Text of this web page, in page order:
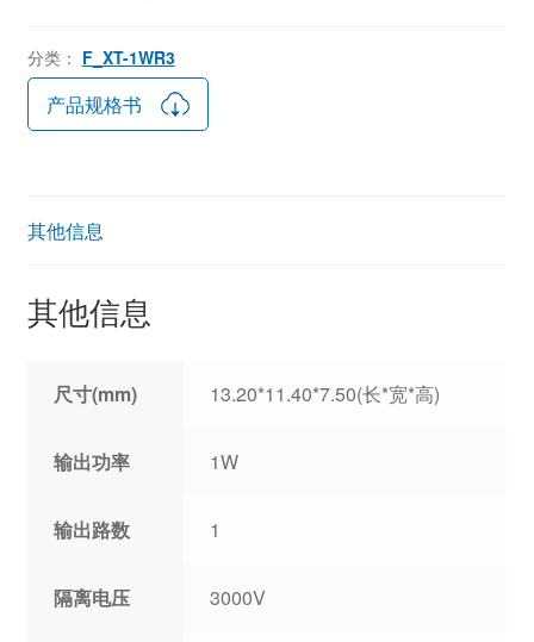
分类： F_XT-1WR3
产品规格书
其他信息
其他信息
尺寸(mm) 13.20*11.40*7.50(长*宽*高)
输出功率 1W
输出路数 1
隔离电压 3000V